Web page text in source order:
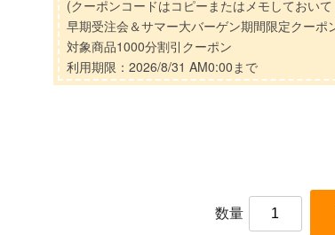
(クーポンコードはコピーまたはメモしておい
早期受注会＆サマー大バーゲン期間限定クーポ
対象商品1000分割引クーポン
利用期限：2026/8/31 AM0:00まで
数量